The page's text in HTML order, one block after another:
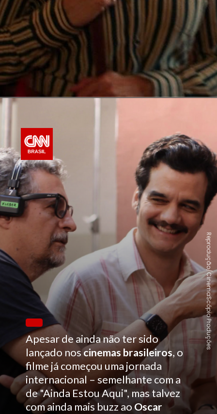
Apesar de ainda não ter sido
lançado noscinemas brasileiros, o
filme já começou uma jornada
internacional – semelhante com a
de "Ainda Estou Aqui", mas talvez
com ainda mais buzz ao Oscar
Reprodução/CinemaScópio Produções